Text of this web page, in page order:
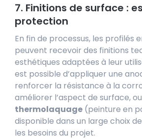
7. Finitions de surface :
protection
En fin de processus, les profilés
peuvent recevoir des finitions
esthétiques adaptées à leur
est possible d’appliquer une
renforcer la résistance à la
améliorer l’aspect de surface,
thermolaquage (peinture en
disponible dans un large choix
les besoins du projet.